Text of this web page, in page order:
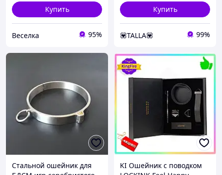
Купить
Веселка 95%
Купить
💟TALLA💟 99%
Стальной ошейник для
KI Ошейник с поводком